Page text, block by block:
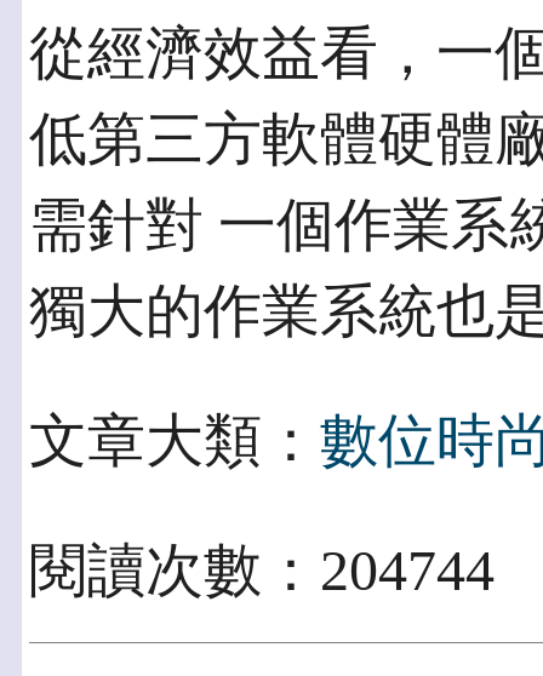
從經濟效益看，一
低第三方軟體硬體
需針對 一個作業系
獨大的作業系統也
文章大類： 數位時
閱讀次數：